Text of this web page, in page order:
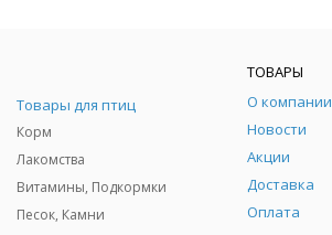
Товары для птиц
Корм
Лакомства
Витамины, Подкормки
Песок, Камни
ТОВАРЫ
О компании
Новости
Акции
Доставка
Оплата